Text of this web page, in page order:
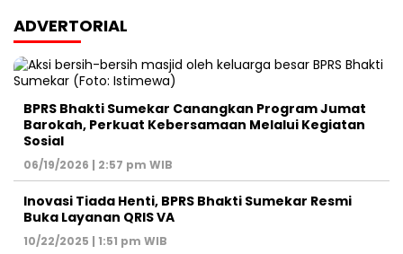
ADVERTORIAL
BPRS Bhakti Sumekar Canangkan Program Jumat
Barokah, Perkuat Kebersamaan Melalui Kegiatan
Sosial
06/19/2026 | 2:57 pm WIB
Inovasi Tiada Henti, BPRS Bhakti Sumekar Resmi
Buka Layanan QRIS VA
10/22/2025 | 1:51 pm WIB